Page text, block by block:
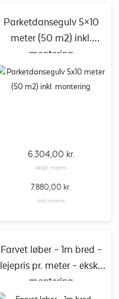
Parketdansegulv 5×10
meter (50 m2) inkl.
montering
6.304,00 kr.
ekskl. moms
7.880,00 kr.
inkl. moms
Farvet løber – 1m bred –
lejepris pr. meter – ekskl.
montering